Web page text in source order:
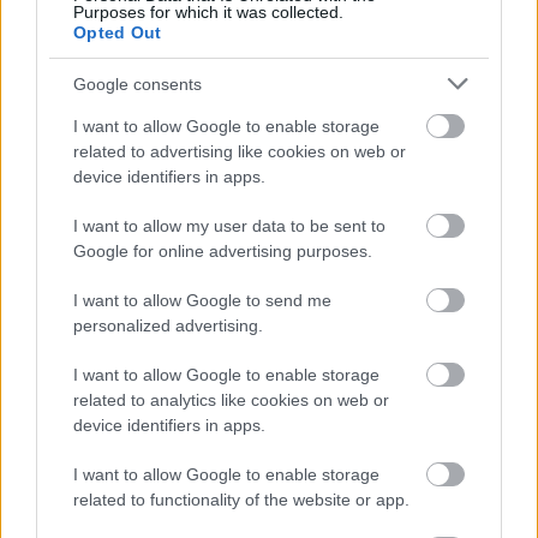
Purposes for which it was collected.
Opted Out
Google consents
I want to allow Google to enable storage
related to advertising like cookies on web or
device identifiers in apps.
I want to allow my user data to be sent to
Google for online advertising purposes.
I want to allow Google to send me
personalized advertising.
I want to allow Google to enable storage
related to analytics like cookies on web or
device identifiers in apps.
I want to allow Google to enable storage
related to functionality of the website or app.